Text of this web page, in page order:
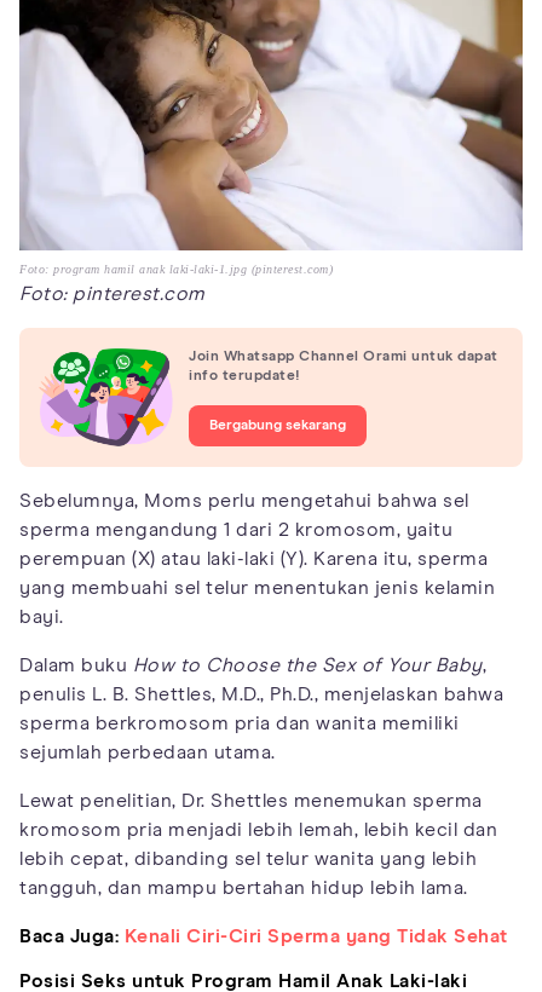
Foto: program hamil anak laki-laki-1.jpg (pinterest.com)
Foto: pinterest.com
Join Whatsapp Channel Orami untuk dapat
info terupdate!
Bergabung sekarang
Sebelumnya, Moms perlu mengetahui bahwa sel
sperma mengandung 1 dari 2 kromosom, yaitu
perempuan (X) atau laki-laki (Y). Karena itu, sperma
yang membuahi sel telur menentukan jenis kelamin
bayi.
Dalam buku How to Choose the Sex of Your Baby,
penulis L. B. Shettles, M.D., Ph.D., menjelaskan bahwa
sperma berkromosom pria dan wanita memiliki
sejumlah perbedaan utama.
Lewat penelitian, Dr. Shettles menemukan sperma
kromosom pria menjadi lebih lemah, lebih kecil dan
lebih cepat, dibanding sel telur wanita yang lebih
tangguh, dan mampu bertahan hidup lebih lama.
Baca Juga: Kenali Ciri-Ciri Sperma yang Tidak Sehat
Posisi Seks untuk Program Hamil Anak Laki-laki